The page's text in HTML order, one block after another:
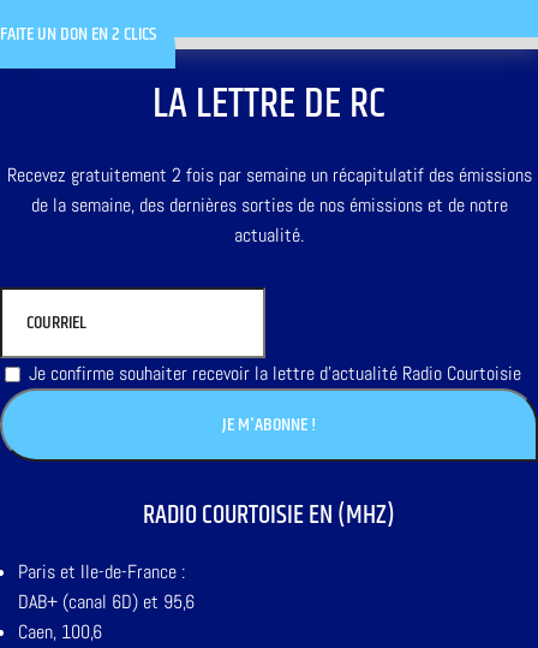
FAITE UN DON EN 2 CLICS
LA LETTRE DE RC
Recevez gratuitement 2 fois par semaine un récapitulatif des émissions
de la semaine, des dernières sorties de nos émissions et de notre
actualité.
Je confirme souhaiter recevoir la lettre d'actualité Radio Courtoisie
RADIO COURTOISIE EN (MHZ)
Paris et Ile-de-France :
DAB+ (canal 6D) et 95,6
Caen, 100,6